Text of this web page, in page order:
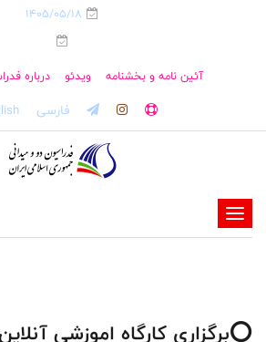
1405/05/18
آئین نامه و بخشنامه ویدئو درباره
فارسی
-
-
-
⭕️برگزاری کارگاه اموزشی